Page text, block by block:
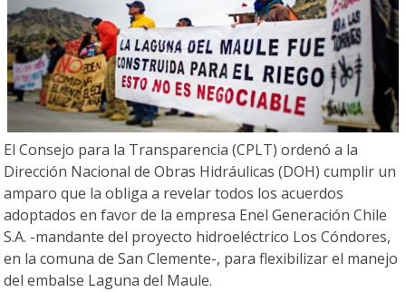
El Consejo para la Transparencia (CPLT) ordenó a la
Dirección Nacional de Obras Hidráulicas (DOH) cumplir un
amparo que la obliga a revelar todos los acuerdos
adoptados en favor de la empresa Enel Generación Chile
S.A. -mandante del proyecto hidroeléctrico Los Cóndores,
en la comuna de San Clemente-, para flexibilizar el manejo
del embalse Laguna del Maule.